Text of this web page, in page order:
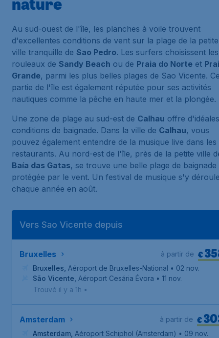
Au sud-ouest de l'île, les planches à voile trouvent
d'excellentes conditions de vent sur la plage de la petite
ville tranquille de Sao Pedro. Les surfers choisissent les
rouleaux de Sandy Beach ou de Praia do Norte et
Grande, parmi les plus belles plages de Sao Vicente.
partie de l'île est également réputée pour ses activités
nautiques comme la pêche en haute mer et la plongée.
Une zone de plage au sud-est de Calhau offre d'idéales
conditions de baignade. Dans la ville de Calhau, vous
pouvez également entendre de la musique live dans les
restaurants. Au nord-est de l'île, près de la petite ville
Baía das Gatas, se trouve une belle plage de baignade
protégée par le vent. Un festival de musique s'y
chaque année en août.
Vers Sao Vicente depuis
Bruxelles €
à partir de
Bruxelles Aéroport de Bruxelles-National • 02 nov.
São Vicente Aéroport Cesária Évora • 11 nov.
Trouvé il y a 1h •
Amsterdam €
à partir de
Amsterdam Aéroport Schiphol (Amsterdam) • 09 nov.